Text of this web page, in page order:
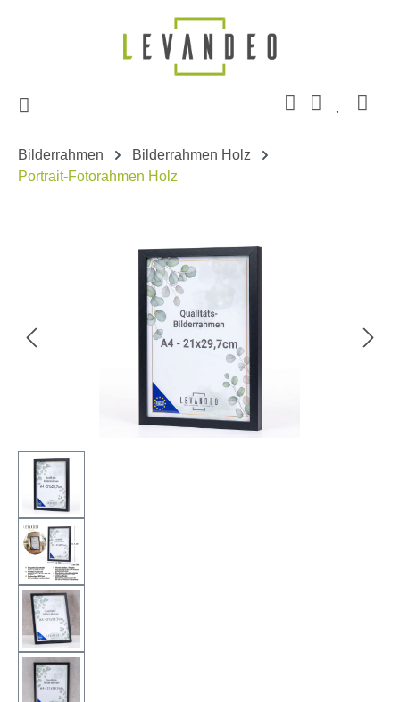
Zum Hauptinhalt springen
Bilderrahmen
Bilderrahmen Holz
Portrait-Fotorahmen Holz
Bildergalerie überspringen